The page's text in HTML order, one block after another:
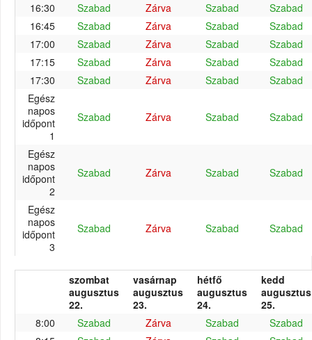
16:30 Szabad Zárva Szabad
Szabad
16:45
Szabad Zárva Szabad
Szabad
17:00
Szabad Zárva Szabad
Szabad
17:15
Szabad Zárva Szabad
Szabad
17:30
Szabad Zárva Szabad
Szabad
Egész
napos
időpont
1
Szabad Zárva Szabad Szabad
Egész
napos
időpont
2
Szabad Zárva Szabad Szabad
Egész
napos
időpont
3
Szabad Zárva Szabad Szabad
szombat
augusztus
22.
vasárnap
augusztus
23.
hétfő
augusztus
24.
kedd
augusztus
25.
8:00
Szabad Zárva Szabad
Szabad